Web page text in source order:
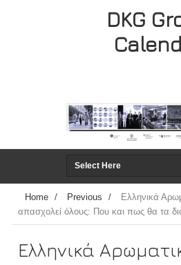
DKG
Home / Previous /
Ελληνικά
απασχολεί όλους: Που και πως θα τα
Ελληνικά